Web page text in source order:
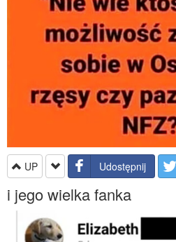
UP Udostępnij
i jego wielka fanka